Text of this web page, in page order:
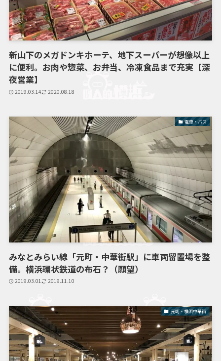
新山下のメガドンキホーテ、地下スーパーが想像以上
に便利。お肉や惣菜、お弁当、冷凍食品まで充実【深
夜営業】
2019.03.14 2020.08.18
電車・バス
みなとみらい線「元町・中華街駅」に車両留置場を整
備。横浜環状鉄道の布石？（願望）
2019.03.01 2019.11.10
元町・横浜中華街